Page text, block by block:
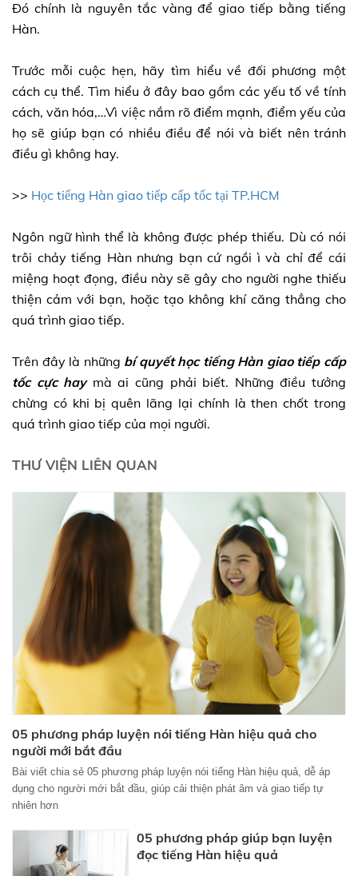
Đó chính là nguyên tắc vàng để giao tiếp bằng tiếng
Hàn.
Trước mỗi cuộc hẹn, hãy tìm hiểu về đối phương một
cách cụ thể. Tìm hiểu ở đây bao gồm các yếu tố về tính
cách, văn hóa,…Vì việc nắm rõ điểm mạnh, điểm yếu của
họ sẽ giúp bạn có nhiều điều để nói và biết nên tránh
điều gì không hay.
>> Học tiếng Hàn giao tiếp cấp tốc tại TP.HCM
Ngôn ngữ hình thể là không được phép thiếu. Dù có nói
trôi chảy tiếng Hàn nhưng bạn cứ ngồi ì và chỉ để cái
miệng hoạt đọng, điều này sẽ gây cho người nghe thiếu
thiện cảm với bạn, hoặc tạo không khí căng thẳng cho
quá trình giao tiếp.
Trên đây là những bí quyết học tiếng Hàn giao tiếp cấp
tốc cực haymà ai cũng phải biết. Những điều tưởng
chừng có khi bị quên lãng lại chính là then chốt trong
quá trình giao tiếp của mọi người.
THƯ VIỆN LIÊN QUAN
05 phương pháp luyện nói tiếng Hàn hiệu quả cho
người mới bắt đầu
Bài viết chia sẻ 05 phương pháp luyện nói tiếng Hàn hiệu quả, dễ áp
dụng cho người mới bắt đầu, giúp cải thiện phát âm và giao tiếp tự
nhiên hơn
05 phương pháp giúp bạn luyện
đọc tiếng Hàn hiệu quả